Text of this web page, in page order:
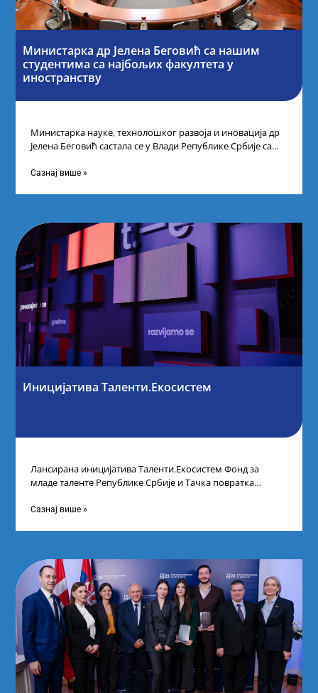
Министарка др Јелена Беговић са нашим
студентима са најбољих факултета у
иностранству
Министарка науке, технолошког развоја и иновација др
Јелена Беговић састала се у Влади Републике Србије са
Сазнај више »
Иницијатива Таленти.Екосистем
Лансирана иницијатива Таленти.Екосистем Фонд за
младе таленте Републике Србије и Тачка повратка
догађају су се
Сазнај више »